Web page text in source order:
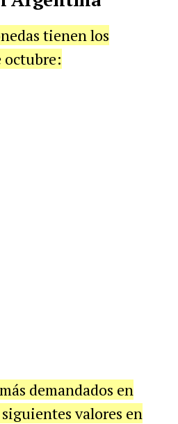
tienen los
octubre:
demandados en
valores en